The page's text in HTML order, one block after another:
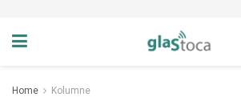
Home Kolumne